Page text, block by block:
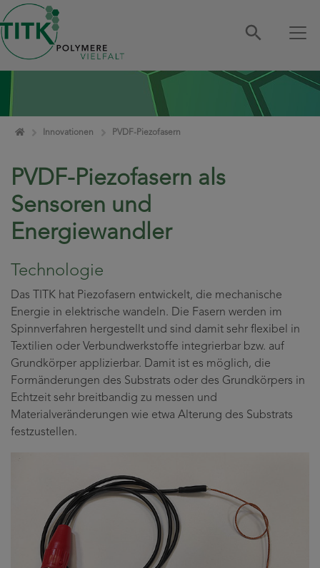
HomeInnovationen PVDF-Piezofasern
PVDF-Piezofasern als
Sensoren und
Energiewandler
Technologie
Das TITK hat Piezofasern entwickelt, die mechanische
Energie in elektrische wandeln. Die Fasern werden im
Spinnverfahren hergestellt und sind damit sehr flexibel in
Textilien oder Verbundwerkstoffe integrierbar bzw. auf
Grundkörper applizierbar. Damit ist es möglich, die
Formänderungen des Substrats oder des Grundkörpers in
Echtzeit sehr breitbandig zu messen und
Materialveränderungen wie etwa Alterung des Substrats
festzustellen.